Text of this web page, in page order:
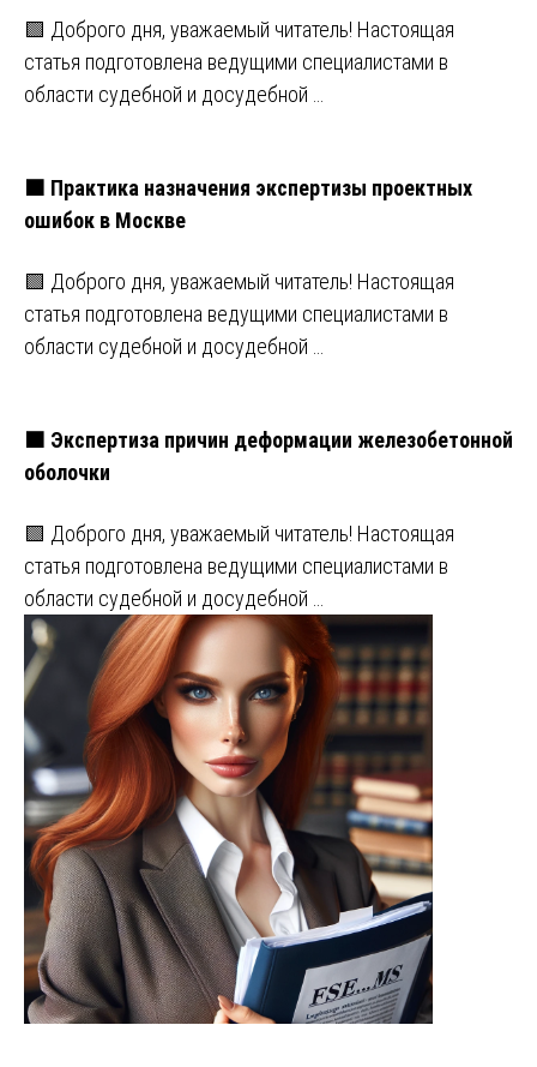
🟩 Доброго дня, уважаемый читатель! Настоящая
статья подготовлена ведущими специалистами в
области судебной и досудебной …
🟧 Практика назначения экспертизы проектных
ошибок в Москве
🟩 Доброго дня, уважаемый читатель! Настоящая
статья подготовлена ведущими специалистами в
области судебной и досудебной …
🟧 Экспертиза причин деформации железобетонной
оболочки
🟩 Доброго дня, уважаемый читатель! Настоящая
статья подготовлена ведущими специалистами в
области судебной и досудебной …